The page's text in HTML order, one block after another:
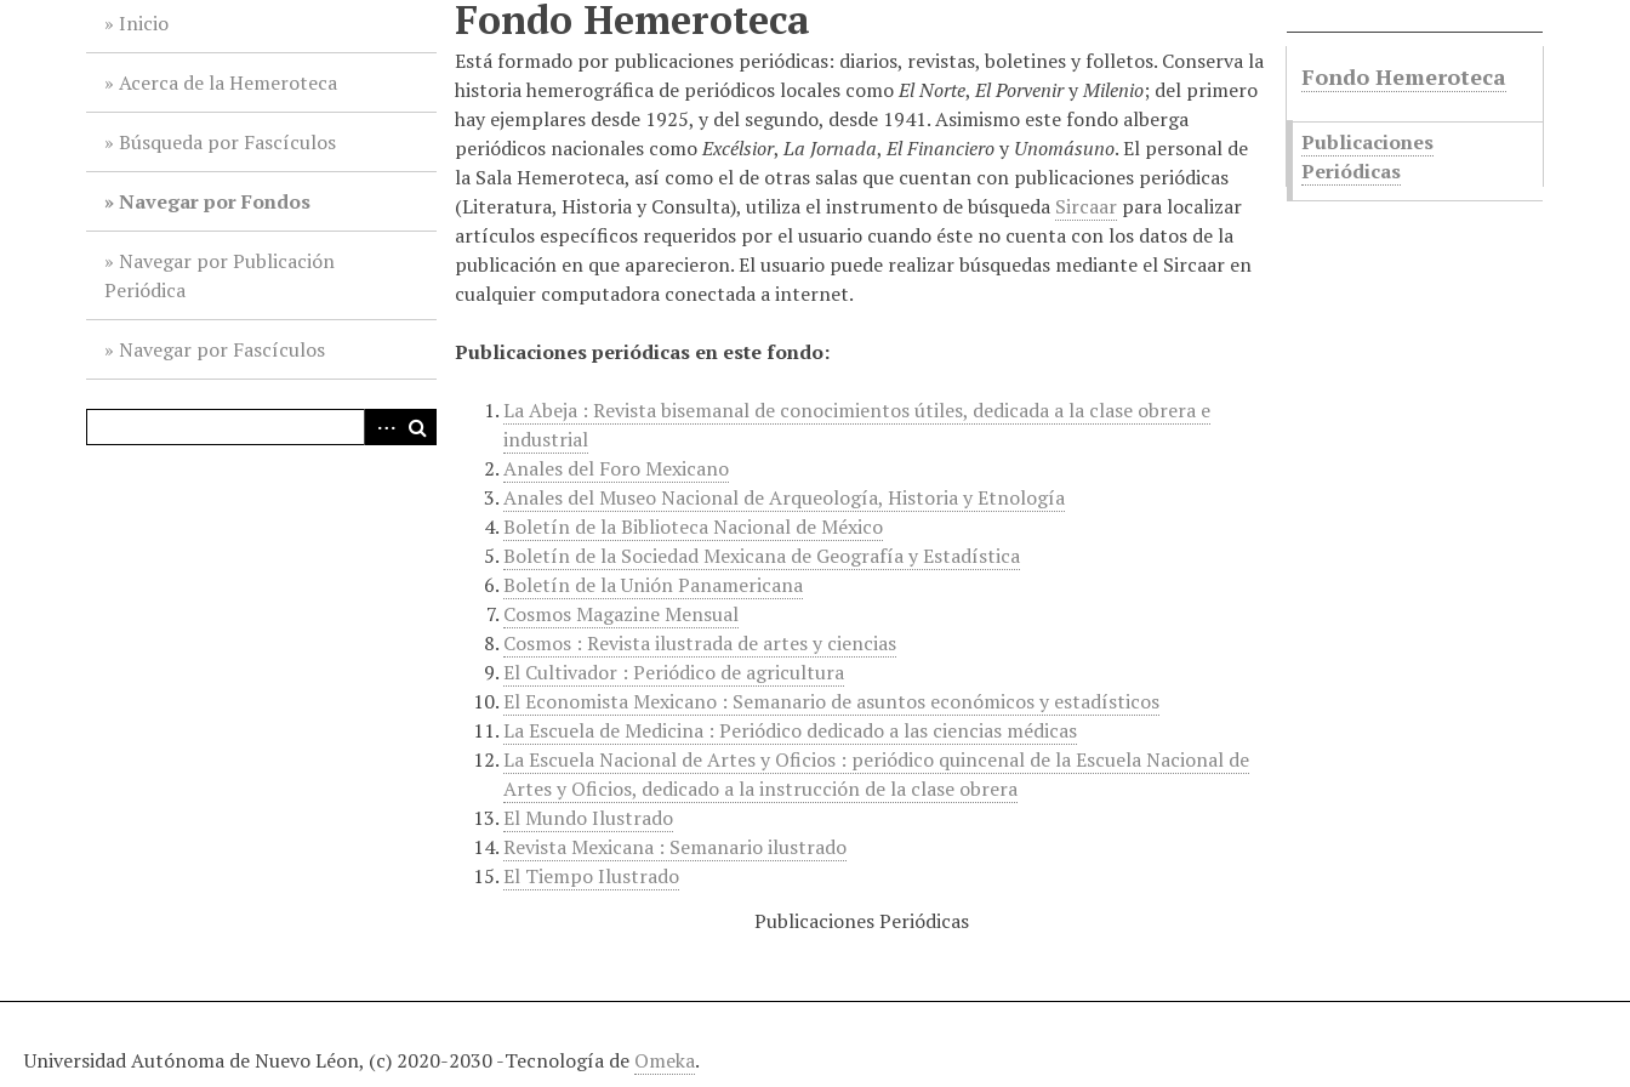
Inicio
Acerca de la Hemeroteca
Búsqueda por Fascículos
Navegar por Fondos
Navegar por Publicación
Periódica
Navegar por Fascículos
Fondo Hemeroteca
Está formado por publicaciones periódicas: diarios, revistas, boletines y folletos. Conserva la
historia hemerográfica de periódicos locales comoEl Norte,El PorveniryMilenio; del primero
hay ejemplares desde 1925, y del segundo, desde 1941. Asimismo este fondo alberga
periódicos nacionales comoExcélsior,La Jornada,El Financieroy Unomásuno. El personal de
la Sala Hemeroteca, así como el de otras salas que cuentan con publicaciones periódicas
(Literatura, Historia y Consulta), utiliza el instrumento de búsqueda Sircaar para localizar
artículos específicos requeridos por el usuario cuando éste no cuenta con los datos de la
publicación en que aparecieron. El usuario puede realizar búsquedas mediante el Sircaar en
cualquier computadora conectada a internet.
Publicaciones periódicas en este fondo:
La Abeja : Revista bisemanal de conocimientos útiles, dedicada a la clase obrera e
industrial
Anales del Foro Mexicano
Anales del Museo Nacional de Arqueología, Historia y Etnología
Boletín de la Biblioteca Nacional de México
Boletín de la Sociedad Mexicana de Geografía y Estadística
Boletín de la Unión Panamericana
Cosmos Magazine Mensual
Cosmos : Revista ilustrada de artes y ciencias
El Cultivador : Periódico de agricultura
El Economista Mexicano : Semanario de asuntos económicos y estadísticos
La Escuela de Medicina : Periódico dedicado a las ciencias médicas
La Escuela Nacional de Artes y Oficios : periódico quincenal de la Escuela Nacional de
Artes y Oficios, dedicado a la instrucción de la clase obrera
El Mundo Ilustrado
Revista Mexicana : Semanario ilustrado
El Tiempo Ilustrado
Publicaciones Periódicas
Fondo Hemeroteca
Publicaciones
Periódicas
Universidad Autónoma de Nuevo Léon, (c) 2020-2030 -Tecnología de Omeka.